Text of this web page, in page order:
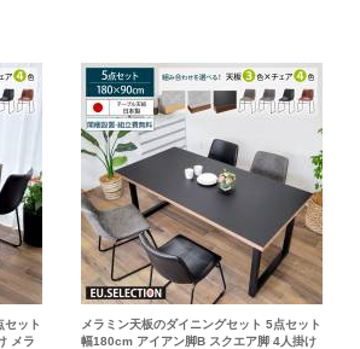
セット
メラ
メラミン天板のダイニングセット 5点セット
幅180cm アイアン脚B スクエア脚 4人掛け